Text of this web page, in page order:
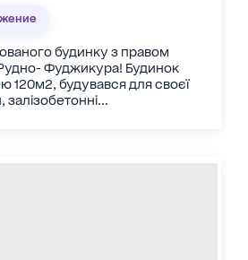
будинку з правом
Фуджикура! Будинок
120м2, будувався для своєї
залізобетонні...